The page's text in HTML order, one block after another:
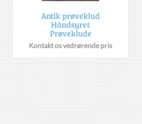
Antik prøveklud
Håndsyret
Prøveklude
Kontakt os vedrørende pris